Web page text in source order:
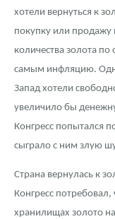
Год Лошади
Флот: ледоколы и
Жетоны
Ювелирные изделия
Наборы подарочных и
Монеты
Политика
Политика
Положение по
Пресс-служба
хотели вернуться к
покупку или продажу
количества золота
самым инфляцию.
Запад хотели
увеличило бы
Конгресс попытался
сыграло с ним злую
Страна вернулась к
Конгресс
хранилищах золото